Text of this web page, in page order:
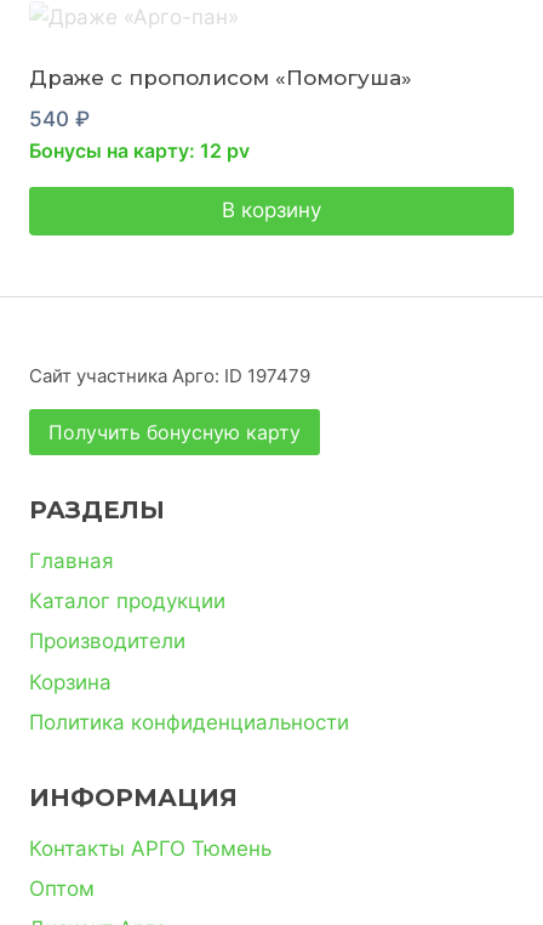
Драже с прополисом «Помогуша»
540 ₽
Бонусы на карту: 12 pv
В корзину
Сайт участника Арго: ID 197479
Получить бонусную карту
РАЗДЕЛЫ
Главная
Каталог продукции
Производители
Корзина
Политика конфиденциальности
ИНФОРМАЦИЯ
Контакты АРГО Тюмень
Оптом